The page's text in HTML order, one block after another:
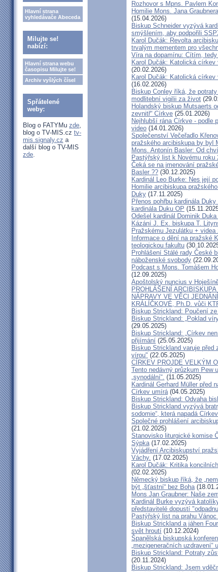
Hlavní strana
vyhledávače Abeceda
Milujte se!
nabízí:
Hlavní strana webu
časopisu Milujte se!
Archiv vyšlých čísel
Spřátelené
weby:
Blog o FATYMu zde,
blog o TV-MIS.cz tv-
mis.signaly.cz a
další blog o TV-MIS
zde.
Rozhovor s Mpns. Pavlem
Homilie Mons. Jana
(15.04.2026)
Biskup Schneider vyzývá
smýšlením, aby podpořili
Karol Dučák: Revolta
trvalým mementem pro
Víra na dopamínu: Cítím,
Karol Dučák: Katolická
(20.02.2026)
Karol Dučák: Katolická
(16.02.2026)
Biskup Conley říká, že
modlitební vigilii za život
Holandský biskup Mutsaerts
zevnitř“ Církve (25.01.2026)
Nejhlubší rána Církve - podle
video (14.01.2026)
Společenství Večeřadlo
pražského arcibiskupa by byl
Mons. Antonín Basler: Od
Pastýřský list k Novému roku
Čeká se na jmenování
Basler ?? (30.12.2025)
Kardinál Leo Burke: Nes její
Homilie arcibiskupa
Duky (17.11.2025)
Přenos pohřbu kardinála
kardinála Duku OP
Odešel kardinál Dominik
Kázání J. Ex. biskupa T.
Pražskému Jezulátku + videa
Informace o dění na pražské
teologickou fakultu
Prohlášení Stálé rady České
náboženské svobody
Podcast s Mons. Tomášem
(12.09.2025)
Apoštolský nuncius v
PROHLÁŠENÍ
NÁPRAVY VE VĚCI
KRÁLÍČKOVÉ, Ph.D. vůči
Biskup Strickland: Poučení
Biskup Strickland: „Poklad
(29.05.2025)
Biskup Strickland: „Církev
přijímání (25.05.2025)
Biskup Strickland varuje
vírou" (22.05.2025)
CÍRKEV PROJDE VELKÝM
Tento nedávný průzkum Pew
„synodální“. (11.05.2025)
Kardinál Gerhard Müller před
Církev umírá(04.05.2025)
Biskup Strickland: Odvaha
Biskup Strickland vyzývá
sodomie“, která napadá Církev
Společné prohlášení
(21.02.2025)
Stanovisko liturgické komise
Sýpka(17.02.2025)
Vyjádření Arcibiskupství
Váchy. (17.02.2025)
Karol Dučák: Kritika
(02.02.2025)
Německý biskup říká, že
být „šťastní“ bez Boha
Mons Jan Graubner: Naše
Kardinál Burke vyzývá
představitelé dopustí
Pastýřský list na prahu
Biskup Strickland a jáhen
svět hroutí (10.12.2024)
Španělská biskupská
„mezigeneračních
Biskup Strickland: Potraty
(20.11.2024)
Biskup Strickland: Jsem